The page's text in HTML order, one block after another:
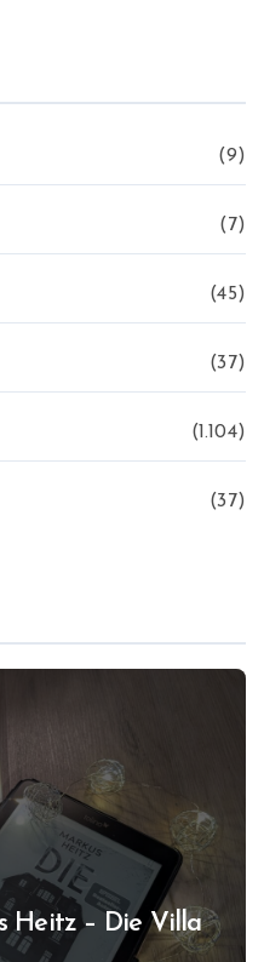
(9)
(7)
(45)
(37)
(1.104)
(37)
Heitz – Die Villa